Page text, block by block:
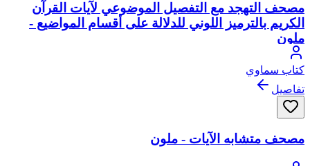
مصحف التهجد مع التفصيل الموضوعي لآيات القرآن
الكريم بالترميز اللوني للدلالة على أقسام المواضيع -
ملون
كتاب سماوي
تفاصيل
مصحف متشابه الآيات - ملون